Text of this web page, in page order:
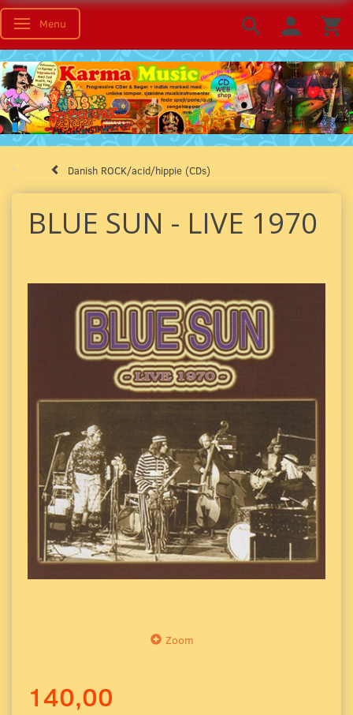
Toggle navigation
Menu
Danish ROCK/acid/hippie (CDs)
BLUE SUN - LIVE 1970
Zoom
140,00